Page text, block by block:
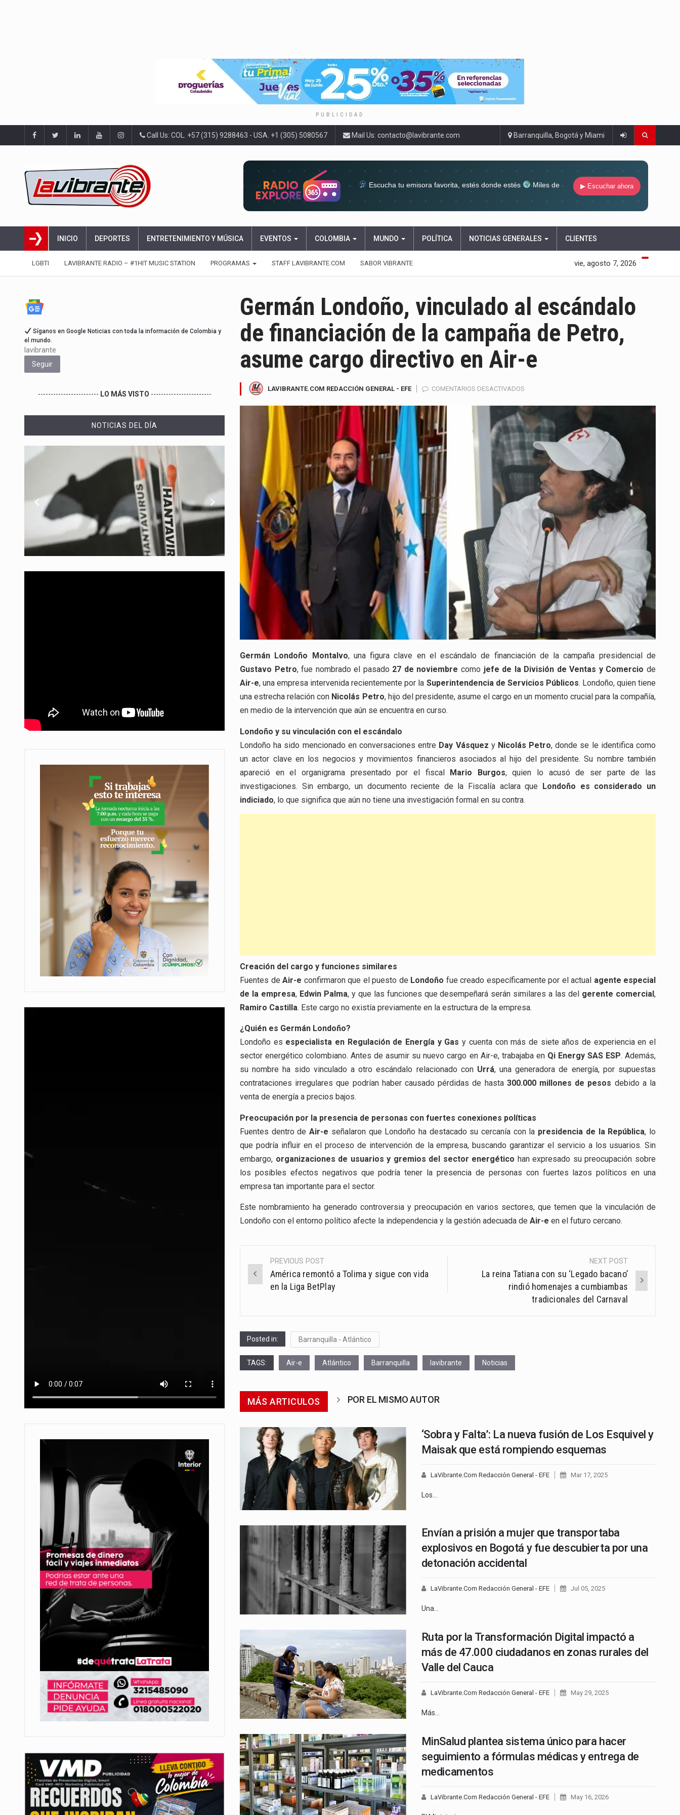
PUBLICIDAD
Call Us: COL. +57 (315) 9288463 - USA. +1 (305) 5080567 Mail Us: contacto@lavibrante.com Barranquilla, Bogotá y Miami
Escucha tu emisora favorita, estés donde estés
Miles de
▶ Escuchar ahora
INICIO DEPORTES ENTRETENIMIENTO Y MÚSICA EVENTOS COLOMBIA MUNDO POLÍTICA NOTICIAS GENERALES CLIENTES
LGBTI LAVIBRANTE RADIO – #1HIT MUSIC STATION PROGRAMAS STAFF LAVIBRANTE.COM SABOR VIBRANTE vie, agosto 7, 2026
Germán Londoño, vinculado al escándalo
de financiación de la campaña de Petro,
asume cargo directivo en Air-e
LAVIBRANTE.COM REDACCIÓN GENERAL - EFE COMENTARIOS DESACTIVADOS
VINCULADO
AL
ESCÁNDALO
DE
FINANCIACIÓN
DE
CAMPAÑA
PETRO,
ASUME
CARGO
DIRECTIVO
AIR-
E
Germán Londoño Montalvo, una figura clave en el escándalo de financiación de la campaña presidencial de
Gustavo Petro, fue nombrado el pasado 27 de noviembre como jefe de la División de Ventas y Comercio de
Air-e, una empresa intervenida recientemente por la Superintendencia de Servicios Públicos. Londoño, quien tiene
una estrecha relación con Nicolás Petro, hijo del presidente, asume el cargo en un momento crucial para la compañía,
en medio de la intervención que aún se encuentra en curso.
Londoño y su vinculación con el escándalo
Londoño ha sido mencionado en conversaciones entre Day Vásquez y Nicolás Petro, donde se le identifica como
un actor clave en los negocios y movimientos financieros asociados al hijo del presidente. Su nombre también
apareció en el organigrama presentado por el fiscal Mario Burgos, quien lo acusó de ser parte de las
investigaciones. Sin embargo, un documento reciente de la Fiscalía aclara que Londoño es considerado un
indiciado, lo que significa que aún no tiene una investigación formal en su contra.
Creación del cargo y funciones similares
Fuentes de Air-e confirmaron que el puesto de Londoño fue creado específicamente por el actual agente especial
de la empresa, Edwin Palma, y que las funciones que desempeñará serán similares a las del gerente comercial,
Ramiro Castilla. Este cargo no existía previamente en la estructura de la empresa.
¿Quién es Germán Londoño?
Londoño es especialista en Regulación de Energía y Gas y cuenta con más de siete años de experiencia en el
sector energético colombiano. Antes de asumir su nuevo cargo en Air-e, trabajaba en Qi Energy SAS ESP. Además,
su nombre ha sido vinculado a otro escándalo relacionado con Urrá, una generadora de energía, por supuestas
contrataciones irregulares que podrían haber causado pérdidas de hasta 300.000 millones de pesos debido a la
venta de energía a precios bajos.
Preocupación por la presencia de personas con fuertes conexiones políticas
Fuentes dentro deAir-e señalaron que Londoño ha destacado su cercanía con la presidencia de la República, lo
que podría influir en el proceso de intervención de la empresa, buscando garantizar el servicio a los usuarios. Sin
embargo, organizaciones de usuarios y gremios del sector energético han expresado su preocupación sobre
los posibles efectos negativos que podría tener la presencia de personas con fuertes lazos políticos en una
empresa tan importante para el sector.
Este nombramiento ha generado controversia y preocupación en varios sectores, que temen que la vinculación de
Londoño con el entorno político afecte la independencia y la gestión adecuada de Air-e en el futuro cercano.
Post
navigation
PREVIOUS POST
América remontó a Tolima y sigue con vida
en la Liga BetPlay
NEXT POST
La reina Tatiana con su ‘Legado bacano’
rindió homenajes a cumbiambas
tradicionales del Carnaval
Posted in: Barranquilla - Atlántico
TAGS: Air-e Atlántico Barranquilla lavibrante Noticias
MÁS ARTICULOS POR EL MISMO AUTOR
‘Sobra y Falta’: La nueva fusión de Los Esquivel y
Maisak que está rompiendo esquemas
LaVibrante.Com Redacción General - EFE Mar 17, 2025
Los…
Envían a prisión a mujer que transportaba
explosivos en Bogotá y fue descubierta por una
detonación accidental
LaVibrante.Com Redacción General - EFE Jul 05, 2025
Una…
Ruta por la Transformación Digital impactó a
más de 47.000 ciudadanos en zonas rurales del
Valle del Cauca
LaVibrante.Com Redacción General - EFE May 29, 2025
Más…
MinSalud plantea sistema único para hacer
seguimiento a fórmulas médicas y entrega de
medicamentos
LaVibrante.Com Redacción General - EFE May 16, 2026
Síganos en Google Noticias con toda la información de Colombia y
el mundo.
lavibrante
Seguir
------------------------ LO MÁS VISTO ------------------------
NOTICIAS DEL DÍA